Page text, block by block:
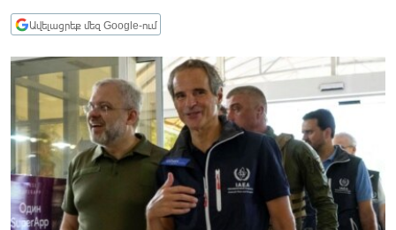
ՏՆՏԵՍՈՒԹՅՈՒՆ
ՊԱՏԵՐԱԶՄԻ 6 ՇԱԲԱԹՆԵՐԸ
ՏԱՐԱԾԱՇՐՋԱՆ
ՄԻՋԱԶԳԱՅԻՆ
ՄՇԱԿՈՒՅԹ
ՍՊՈՐՏ
Ավելացրեք մեզ Google-ում